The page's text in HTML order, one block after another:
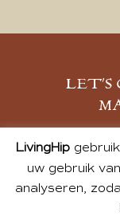
LivingHip
uw gebruik
analyseren,